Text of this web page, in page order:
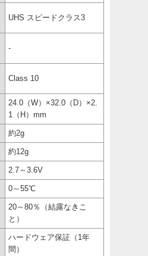
UHS スピードクラス3
-
Class 10
24.0（W）×32.0（D）×2.
1（H）mm
約2g
約12g
2.7～3.6V
0～55℃
20～80％（結露なきこ
と）
ハードウェア保証（1年
間）